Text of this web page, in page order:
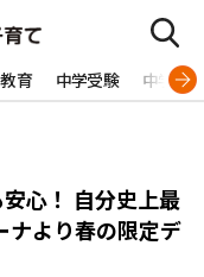
教育 中学受験 中学生
心！ 自分史上最
ナより春の限定デ